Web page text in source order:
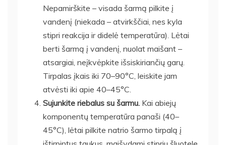
Nepamirškite – visada šarmą pilkite į
vandenį (niekada – atvirkščiai, nes kyla
stipri reakcija ir didelė temperatūra). Lėtai
berti šarmą į vandenį, nuolat maišant –
atsargiai, neįkvėpkite išsiskiriančių garų.
Tirpalas įkais iki 70–90°C, leiskite jam
atvėsti iki apie 40–45°C.
Sujunkite riebalus su šarmu. Kai abiejų
komponentų temperatūra panaši (40–
45°C), lėtai pilkite natrio šarmo tirpalą į